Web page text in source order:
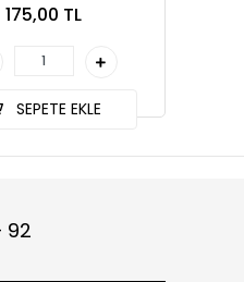
175,00 TL
SEPETE EKLE
92